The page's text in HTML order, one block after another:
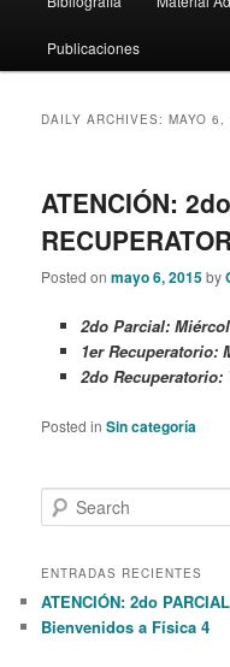
to
primary
content
to
secondary
content
Publicaciones
DAILY ARCHIVES:MAYO 6,
ATENCIÓN:
Posted onmayo 6, 2015by
2do Parcial:
1er Recuperatorio:
2do Recuperatorio:
Posted in Sin categoría
e
r
h
ENTRADAS RECIENTES
ATENCIÓN: 2do
Bienvenidos a Física 4